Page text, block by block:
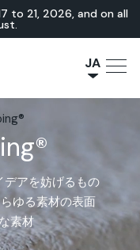
to 21, 2026, and on all
JA
EN
アを妨げるもの
ゆる素材の表面
素材